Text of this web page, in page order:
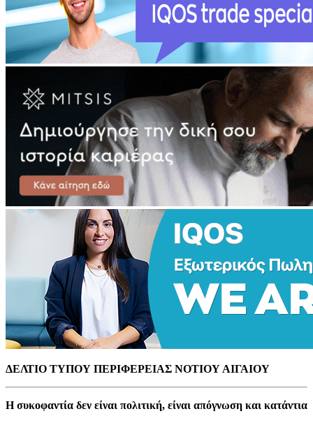
ΔΕΛΤΙΟ ΤΥΠΟΥ ΠΕΡΙΦΕΡΕΙΑΣ ΝΟΤΙΟΥ ΑΙΓΑΙΟΥ
Η συκοφαντία δεν είναι πολιτική, είναι απόγνωση και κατάντια